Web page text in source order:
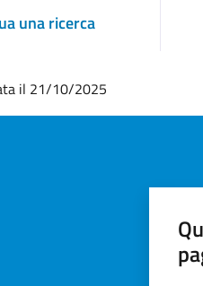
una ricerca
il 21/10/2025